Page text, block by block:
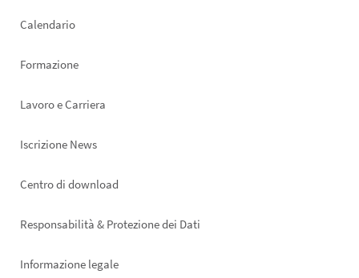
Calendario
Formazione
Lavoro e Carriera
Iscrizione News
Footer
Centro di download
Responsabilità & Protezione dei Dati
Informazione legale